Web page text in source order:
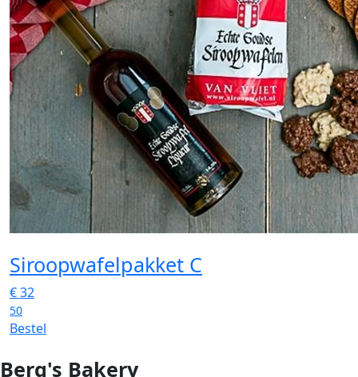
Siroopwafelpakket C
€32
50
Bestel
Berg's Bakery